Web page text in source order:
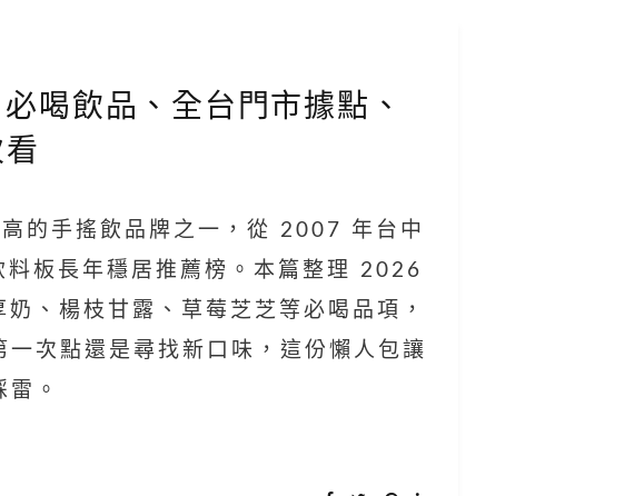
喝飲品、全台門市據點、
的手搖飲品牌之一，從 2007 年台中
板長年穩居推薦榜。本篇整理 2026
、楊枝甘露、草莓芝芝等必喝品項，
次點還是尋找新口味，這份懶人包讓
。